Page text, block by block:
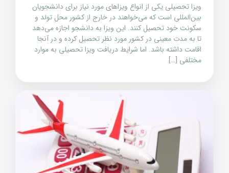
ویزا تحصیلی یکی از انواع ویزاهای مورد نیاز برای دانشجویان
بین‌المللی است که می‌خواهند در خارج از کشور محل تولد و
سکونت خود تحصیل کنند. این ویزا به دانشجو اجازه می‌دهد
تا به مدت معینی در کشور مورد نظر تحصیل کرده و در آنجا
اقامت داشته باشد. اما شرایط دریافت ویزا تحصیلی به موارد
مختلفی […]